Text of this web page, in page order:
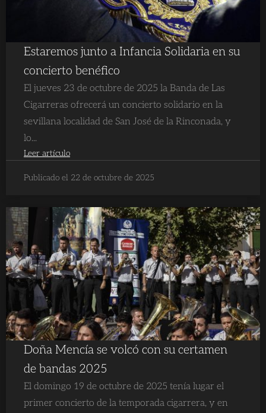
Estaremos junto a Infancia Solidaria en su
concierto benéfico
El jueves 23 de octubre de 2025 la Banda de Las
Cigarreras ofrecerá un concierto solidario en la
sevillana localidad de San José de la Rinconada, y
lo...
Leer artículo
Publicado el 22 de octubre de 2025
Doña Mencía se volcó con su certamen
de bandas 2025
El domingo 19 de octubre de 2025 tenía lugar el
primer concierto de la temporada cigarrera, y en